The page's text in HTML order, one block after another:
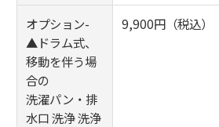
オプション-
▲ドラム式、
移動を伴う場
合の
洗濯パン・排
水口 洗浄 洗浄
9,900円（税込）